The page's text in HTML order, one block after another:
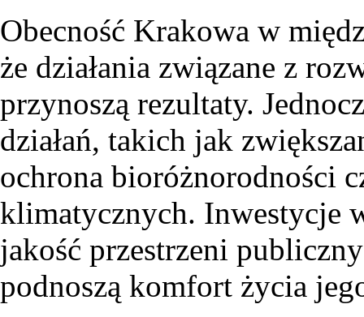
Obecność Krakowa w
że działania związane z
przynoszą rezultaty.
działań, takich jak
ochrona bioróżnorodności
klimatycznych. Inwestycje
jakość przestrzeni
podnoszą komfort życia